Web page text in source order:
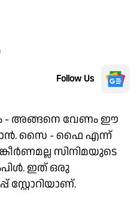
Follow Us
- അങ്ങനെ വേണം ഈ
സൈ - ഫൈ എന്ന്
സിനിമയുടെ
ഇത് ഒരു
സ്റ്റോറിയാണ്.